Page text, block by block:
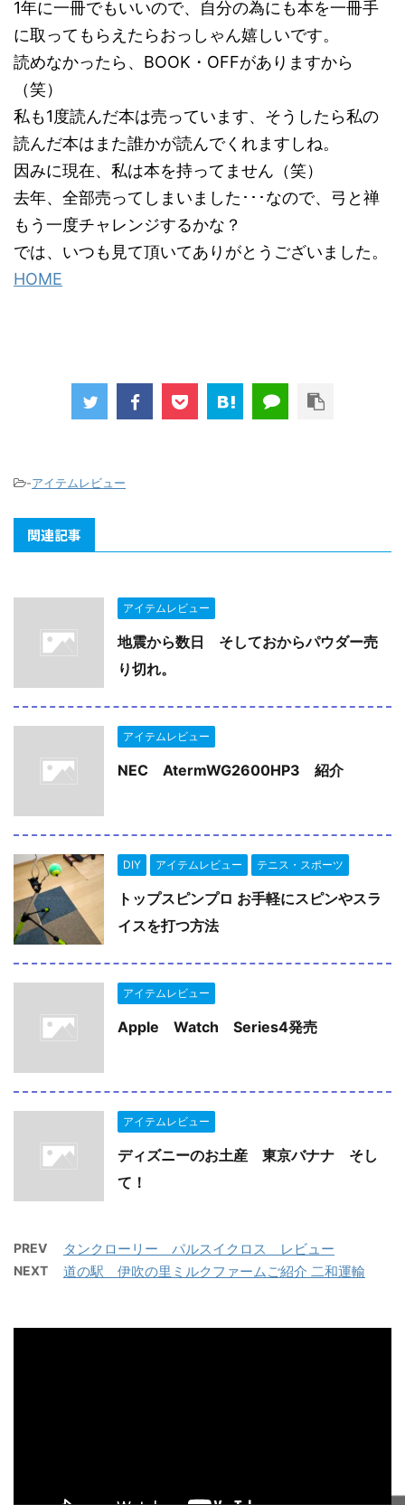
1年に一冊でもいいので、自分の為にも本を一冊手
に取ってもらえたらおっしゃん嬉しいです。
読めなかったら、BOOK・OFFがありますから
（笑）
私も1度読んだ本は売っています、そうしたら私の
読んだ本はまた誰かが読んでくれますしね。
因みに現在、私は本を持ってません（笑）
去年、全部売ってしまいました･･･なので、弓と禅
もう一度チャレンジするかな？
では、いつも見て頂いてありがとうございました。
HOME
-アイテムレビュー
関連記事
アイテムレビュー
地震から数日 そしておからパウダー売
り切れ。
アイテムレビュー
NEC AtermWG2600HP3 紹介
DIY アイテムレビュー テニス・スポーツ
トップスピンプロ お手軽にスピンやスラ
イスを打つ方法
アイテムレビュー
Apple Watch Series4発売
アイテムレビュー
ディズニーのお土産 東京バナナ そし
て！
PREV タンクローリー パルスイクロス レビュー
NEXT 道の駅 伊吹の里ミルクファームご紹介 二和運輸